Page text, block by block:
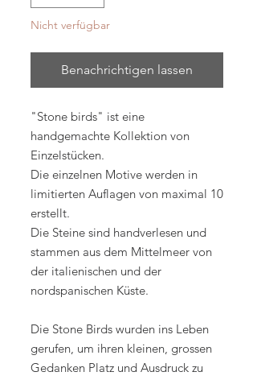
Nicht verfügbar
Benachrichtigen lassen
"Stone birds" ist eine
handgemachte Kollektion von
Einzelstücken.
Die einzelnen Motive werden in
limitierten Auflagen von maximal 10
erstellt.
Die Steine sind handverlesen und
stammen aus dem Mittelmeer von
der italienischen und der
nordspanischen Küste.
Die Stone Birds wurden ins Leben
gerufen, um ihren kleinen, grossen
Gedanken Platz und Ausdruck zu